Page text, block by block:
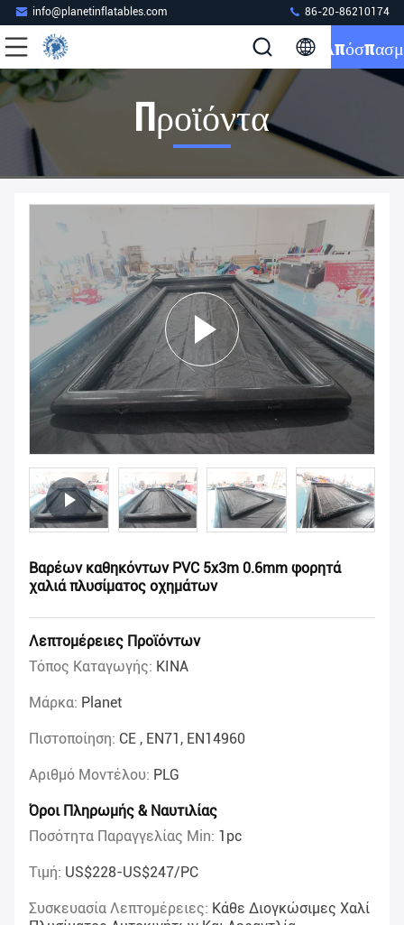
info@planetinflatables.com 86-20-86210174
Προϊόντα
Βαρέων καθηκόντων PVC 5x3m 0.6mm φορητά
χαλιά πλυσίματος οχημάτων
Λεπτομέρειες Προϊόντων
Τόπος Καταγωγής: ΚΙΝΑ
Μάρκα: Planet
Πιστοποίηση: CE , EN71, EN14960
Αριθμό Μοντέλου: PLG
Όροι Πληρωμής & Ναυτιλίας
Ποσότητα Παραγγελίας Min: 1pc
Τιμή: US$228-US$247/PC
Συσκευασία Λεπτομέρειες: Κάθε Διογκώσιμες Χαλί